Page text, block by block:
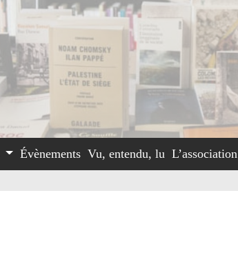
Évènements Vu, entendu, lu L’association